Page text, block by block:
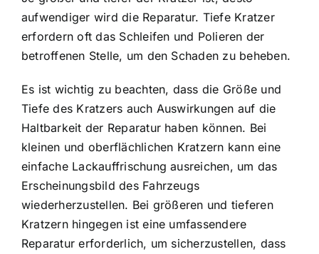
aufwendiger wird die Reparatur. Tiefe Kratzer
erfordern oft das Schleifen und Polieren der
betroffenen Stelle, um den Schaden zu beheben.
Es ist wichtig zu beachten, dass die Größe und
Tiefe des Kratzers auch Auswirkungen auf die
Haltbarkeit der Reparatur haben können. Bei
kleinen und oberflächlichen Kratzern kann eine
einfache Lackauffrischung ausreichen, um das
Erscheinungsbild des Fahrzeugs
wiederherzustellen. Bei größeren und tieferen
Kratzern hingegen ist eine umfassendere
Reparatur erforderlich, um sicherzustellen, dass